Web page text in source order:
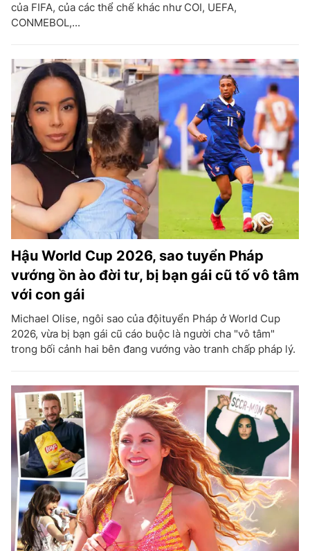
của FIFA, của các thể chế khác như COI, UEFA,
CONMEBOL,...
Hậu World Cup 2026, sao tuyển Pháp
vướng ồn ào đời tư, bị bạn gái cũ tố vô tâm
với con gái
Michael Olise, ngôi sao của độituyển Pháp ở World Cup
2026, vừa bị bạn gái cũ cáo buộc là người cha "vô tâm"
trong bối cảnh hai bên đang vướng vào tranh chấp pháp lý.